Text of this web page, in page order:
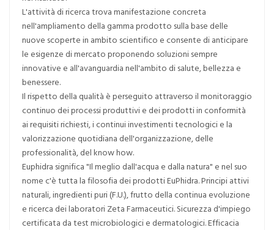
L'attività di ricerca trova manifestazione concreta
nell'ampliamento della gamma prodotto sulla base delle
nuove scoperte in ambito scientifico e consente di anticipare
le esigenze di mercato proponendo soluzioni sempre
innovative e all'avanguardia nell'ambito di salute, bellezza e
benessere.
Il rispetto della qualità è perseguito attraverso il monitoraggio
continuo dei processi produttivi e dei prodotti in conformità
ai requisiti richiesti, i continui investimenti tecnologici e la
valorizzazione quotidiana dell'organizzazione, delle
professionalità, del know how.
Euphidra significa "Il meglio dall'acqua e dalla natura" e nel suo
nome c'è tutta la filosofia dei prodotti EuPhidra. Principi attivi
naturali, ingredienti puri (F.U.), frutto della continua evoluzione
e ricerca dei laboratori Zeta Farmaceutici. Sicurezza d'impiego
certificata da test microbiologici e dermatologici. Efficacia